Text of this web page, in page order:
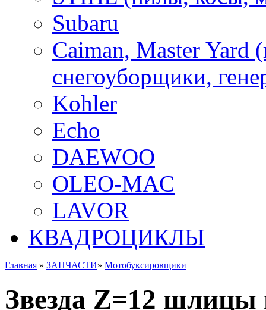
Subaru
Caiman, Master Yard
снегоуборщики,
Kohler
Echo
DAEWOO
OLEO-MAC
LAVOR
КВАДРОЦИКЛЫ
Главная » ЗАПЧАСТИ» Мотобуксировщики
Звезда Z=12 шлицы